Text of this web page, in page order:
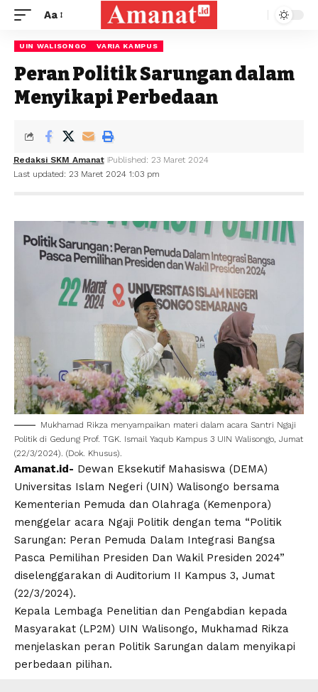
Aa
UIN WALISONGO VARIA KAMPUS
Peran Politik Sarungan dalam
Menyikapi Perbedaan
Last updated: 23 Maret 2024 1:03 pm
Redaksi SKM Amanat Published: 23 Maret 2024
Mukhamad Rikza menyampaikan materi dalam acara Santri Ngaji
Politik di Gedung Prof. TGK. Ismail Yaqub Kampus 3 UIN Walisongo, Jumat
(22/3/2024). (Dok. Khusus).
Amanat.id- Dewan Eksekutif Mahasiswa (DEMA)
Universitas Islam Negeri (UIN) Walisongo bersama
Kementerian Pemuda dan Olahraga (Kemenpora)
menggelar acara Ngaji Politik dengan tema “Politik
Sarungan: Peran Pemuda Dalam Integrasi Bangsa
Pasca Pemilihan Presiden Dan Wakil Presiden 2024”
diselenggarakan di Auditorium II Kampus 3, Jumat
(22/3/2024).
Kepala Lembaga Penelitian dan Pengabdian kepada
Masyarakat (LP2M) UIN Walisongo, Mukhamad Rikza
menjelaskan peran Politik Sarungan dalam menyikapi
perbedaan pilihan.